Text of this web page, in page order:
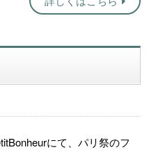
にて、パリ祭のフ